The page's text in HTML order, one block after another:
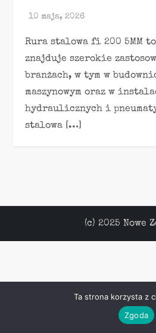
Rura stalowa fi 200 5MM
znajduje szerokie
branżach, w tym w
maszynowym oraz w
hydraulicznych i
stalowa […]
(c) 2025 Nowe
Ta strona korzysta z
Zgoda